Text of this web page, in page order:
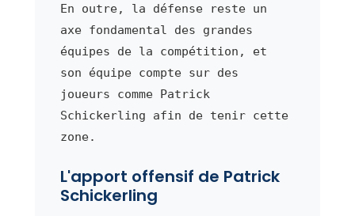
En outre, la défense reste un
axe fondamental des grandes
équipes de la compétition, et
son équipe compte sur des
joueurs comme Patrick
Schickerling afin de tenir cette
zone.
L'apport offensif de Patrick
Schickerling